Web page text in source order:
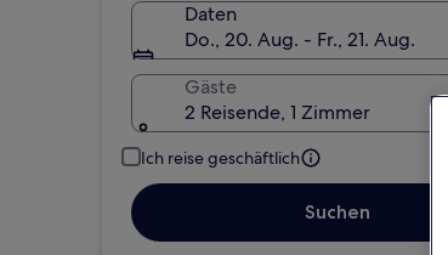
Daten
Do., 20. Aug. - Fr., 21. Aug.
Gäste
2 Reisende, 1 Zimmer
Ich reise geschäftlich
Suchen